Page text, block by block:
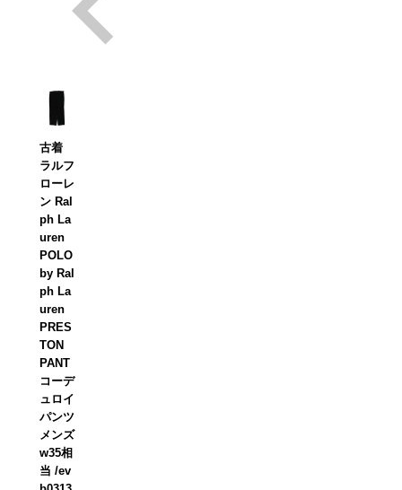
古着
ラルフ
ローレ
ン Ral
ph La
uren
POLO
by Ral
ph La
uren
PRES
TON
PANT
コーデ
ュロイ
パンツ
メンズ
w35相
当 /ev